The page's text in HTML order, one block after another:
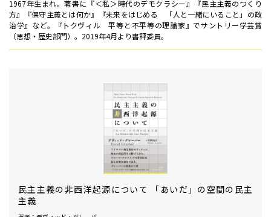
1967年生まれ。著書に『＜私＞時代のデモクラシー』『民主主義のつくり
方』『保守主義とは何か』『未来をはじめる 「人と一緒にいること」の政
治学』など。『トクヴィル 平等と不平等の理論家』でサントリー学芸賞
（思想・歴史部門）。2019年4月より書評委員。
民主主義の非西洋起源について 「あいだ」の空間の民主
主義